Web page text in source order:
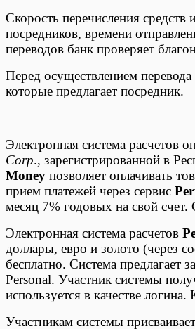
Скорость перечисления
посредников, времени
переводов банк проверяет
Перед осуществлением
которые предлагает посредник.
Электронная система расчетов
Corp., зарегистрированной в
Money позволяет оплачивать
прием платежей через сервис
месяц 7% годовых на свой
Электронная система расчетов
доллары, евро и золото (через
бесплатно. Система предлагает
Personal. Участник системы
используется в качестве
Участникам системы